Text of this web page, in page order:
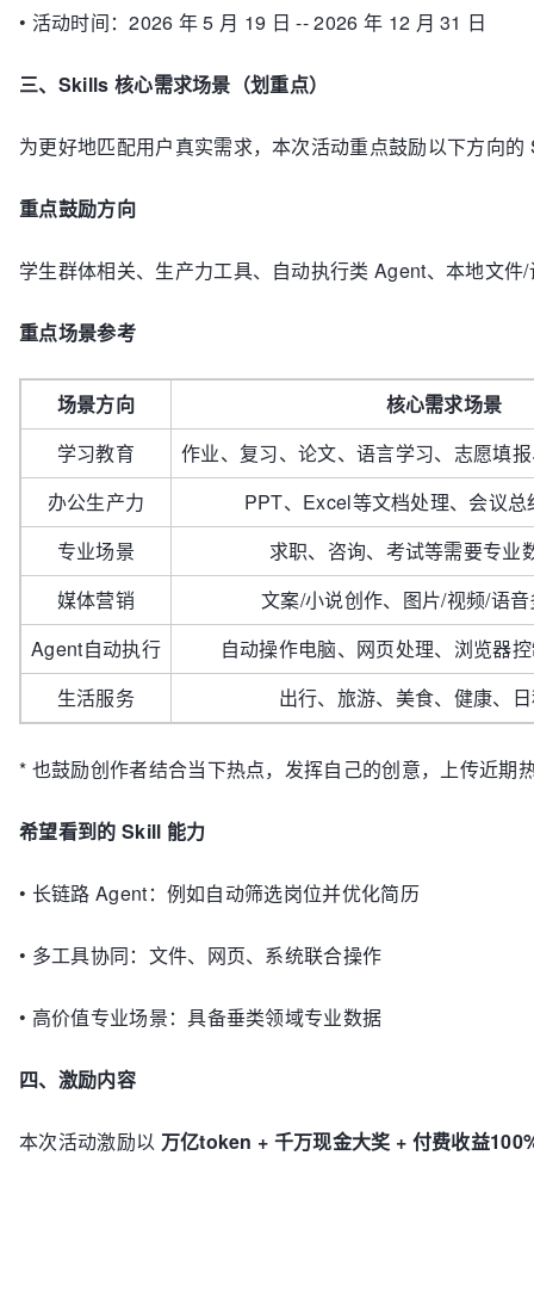
• 活动时间：2026 年 5 月 19 日 -- 2026 年 12 月 31 日
三、Skills 核心需求场景（划重点）
为更好地匹配用户真实需求，本次活动重点鼓励以下方向
重点鼓励方向
学生群体相关、生产力工具、自动执行类 Agent、本地文
重点场景参考
场景方向
核心需求场景
学习教育
作业、复习、论文、语言学习、志愿填
办公生产力
PPT、Excel等文档处理、会议
专业场景
求职、咨询、考试等需要专业
媒体营销
文案/小说创作、图片/视频/语
Agent自动执行
自动操作电脑、网页处理、浏览器
生活服务
出行、旅游、美食、健康、
* 也鼓励创作者结合当下热点，发挥自己的创意，上传近
希望看到的 Skill 能力
• 长链路 Agent：例如自动筛选岗位并优化简历
• 多工具协同：文件、网页、系统联合操作
• 高价值专业场景：具备垂类领域专业数据
四、激励内容
本次活动激励以 万亿token + 千万现金大奖 + 付费收益